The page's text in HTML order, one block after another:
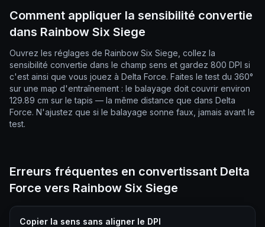
Comment appliquer la sensibilité convertie
dans Rainbow Six Siege
Ouvrez les réglages de Rainbow Six Siege, collez la
sensibilité convertie dans le champ sens et gardez 800 DPI si
c'est ainsi que vous jouez à Delta Force. Faites le test du 360°
sur une map d'entraînement : le balayage doit couvrir environ
129.89 cm sur le tapis — la même distance que dans Delta
Force. N'ajustez que si le balayage sonne faux, jamais avant le
test.
Erreurs fréquentes en convertissant Delta
Force vers Rainbow Six Siege
Copier la sens sans aligner le DPI